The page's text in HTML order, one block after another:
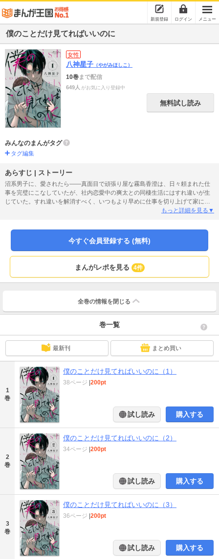
新規登録 ログイン メニュー
僕のことだけ見てればいいのに
女性
八神星子 （やがみほしこ）
10巻まで配信
649人 がお気に入り登録中
無料試し読み
みんなのまんがタグ
タグ編集
あらすじ | ストーリー
沼系男子に、愛されたら――真面目で頑張り屋な霧島香澄は、日々頼まれた仕
事を完璧にこなしていたが、社内恋愛中の爽太との同棲生活にはすれ違いが生
じていた。すれ違いを解消すべく、いつもより早めに仕事を切り上げて家に帰
ると、爽太と後輩の春陽との浮気現場に遭遇してしまった…。突然の出来事に
は、会社でハイスペックと話題の萱沼潤だった。潤からの猛アプローチに最初
は困惑するも、徐々に惹かれていく香澄。しかし、潤はとんでもない沼系男子
もっと詳細を見る▼
今すぐ会員登録する (無料)
まんがレポを見る 4件
全巻の情報を 閉じる
巻一覧
最新刊 まとめ買い
1
巻
僕のことだけ見てればいいのに（1）
38ページ 200pt
試し読み 購入する
2
巻
僕のことだけ見てればいいのに（2）
34ページ 200pt
試し読み 購入する
3
巻
僕のことだけ見てればいいのに（3）
36ページ 200pt
試し読み 購入する